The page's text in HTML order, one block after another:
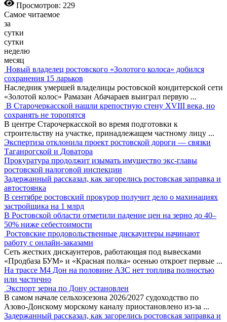
Просмотров: 229
Самое читаемое
за
сутки
сутки
неделю
месяц
Новый владелец ростовского «Золотого колоса» добился
сохранения 15 ларьков
Наследник умершей владелицы ростовской кондитерской сети
«Золотой колос» Рамазан Абачараев выиграл первую ...
В Старочеркасской нашли крепостную стену XVIII века, но
сохранять не торопятся
В центре Старочеркасской во время подготовки к
строительству на участке, принадлежащем частному лицу ...
Экспертиза отклонила проект ростовской дороги — связки
Таганрогской и Доватора
Прокуратура продолжит изымать имущество экс-главы
ростовской налоговой инспекции
Задержанный рассказал, как загорелись ростовская заправка и
автостоянка
В сентябре ростовский прокурор получит дело о махинациях
застройщика на 1 млрд
В Ростовской области отметили падение цен на зерно до 40–
50% ниже себестоимости
Ростовские продовольственные дискаунтеры начинают
работу с онлайн-заказами
Сеть жестких дискаунтеров, работающая под вывесками
«Продбаза БУМ» и «Красная полка» осенью откроет первые ...
На трассе М4 Дон на половине АЗС нет топлива полностью
или частично
Экспорт зерна по Дону остановлен
В самом начале сельхозсезона 2026/2027 судоходство по
Азово-Донскому морскому каналу приостановлено из-за ...
Задержанный рассказал, как загорелись ростовская заправка и